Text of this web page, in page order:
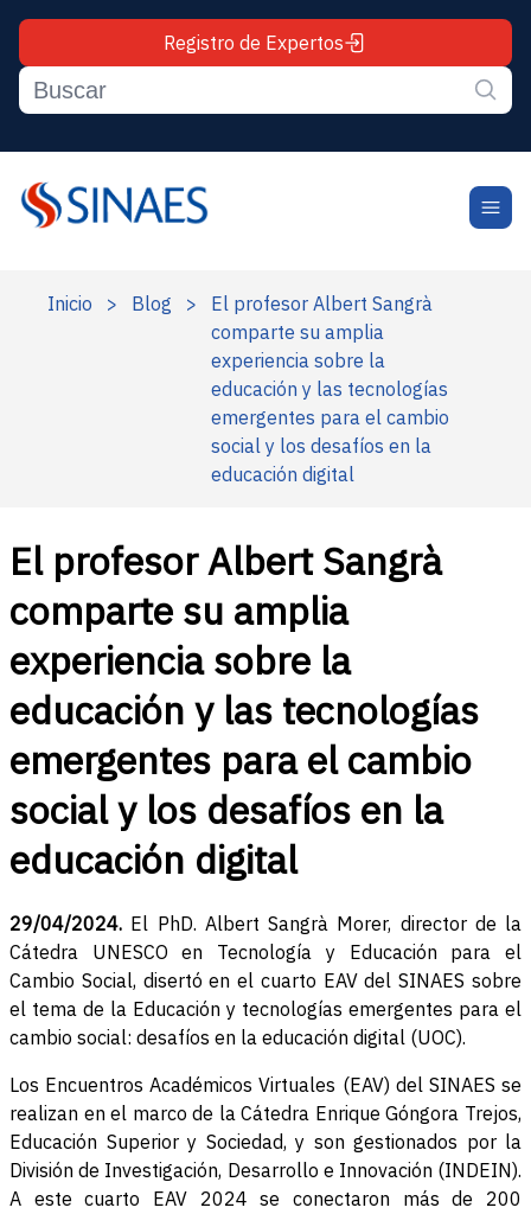
Registro de Expertos
Inicio > Blog >
El profesor Albert Sangrà
comparte su amplia
experiencia sobre la
educación y las tecnologías
emergentes para el cambio
social y los desafíos en la
educación digital
El profesor Albert Sangrà
comparte su amplia
experiencia sobre la
educación y las tecnologías
emergentes para el cambio
social y los desafíos en la
educación digital
29/04/2024. El PhD. Albert Sangrà Morer, director de la
Cátedra UNESCO en Tecnología y Educación para el
Cambio Social, disertó en el cuarto EAV del SINAES sobre
el tema de la Educación y tecnologías emergentes para el
cambio social: desafíos en la educación digital (UOC).
Los Encuentros Académicos Virtuales (EAV) del SINAES se
realizan en el marco de la Cátedra Enrique Góngora Trejos,
Educación Superior y Sociedad, y son gestionados por la
División de Investigación, Desarrollo e Innovación (INDEIN).
A este cuarto EAV 2024 se conectaron más de 200